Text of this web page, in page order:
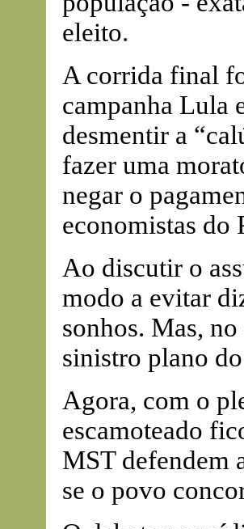
eleito.
A corrida final
campanha Lula
desmentir a
fazer uma
negar o
economistas do
Ao discutir o
modo a evitar
sonhos. Mas,
sinistro plano
Agora, com o
escamoteado
MST defendem
se o povo